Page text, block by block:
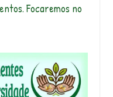
Focaremos no